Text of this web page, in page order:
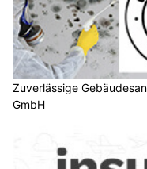
Zuverlässige
GmbH